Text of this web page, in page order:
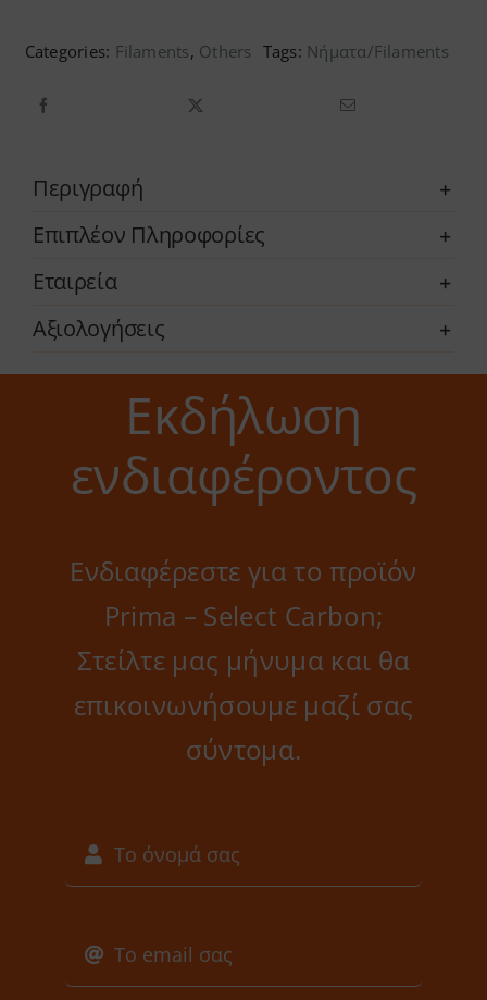
Select
Categories: Filaments, Others Tags: Νήματα/Filaments
Περιγραφή
Επιπλέον Πληροφορίες
Εταιρεία
Αξιολογήσεις
Εκδήλωση
ενδιαφέροντος
Ενδιαφέρεστε για το προϊόν
Prima – Select Carbon;
Στείλτε μας μήνυμα και θα
επικοινωνήσουμε μαζί σας
σύντομα.